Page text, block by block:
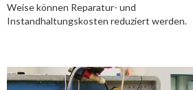
Weise können Reparatur- und
Instandhaltungskosten reduziert werden.